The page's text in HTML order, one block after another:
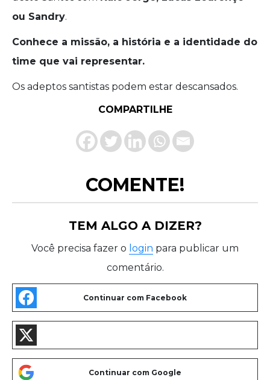
ou Sandry.
Conhece a missão, a história e a identidade do
time que vai representar.
Os adeptos santistas podem estar descansados.
COMPARTILHE
COMENTE!
TEM ALGO A DIZER?
Você precisa fazer o login para publicar um
comentário.